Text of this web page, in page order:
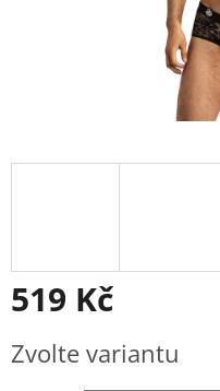
519 Kč
cena:
Zvolte variantu